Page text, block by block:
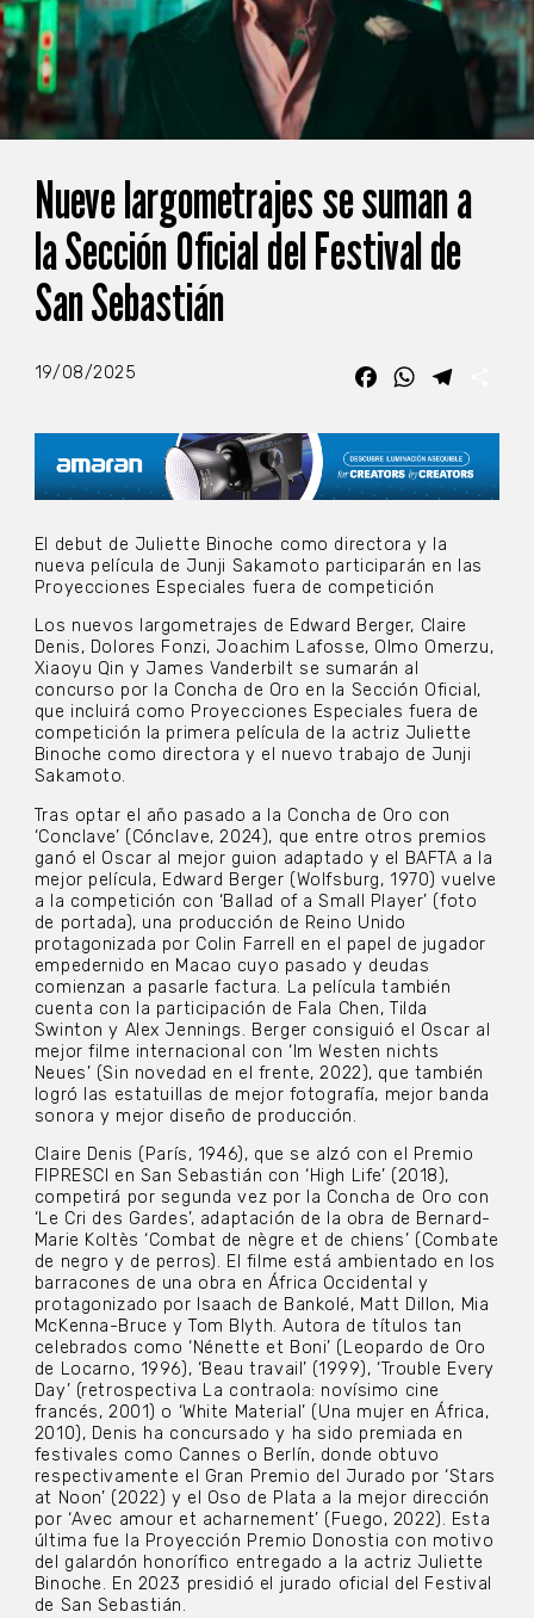
Nueve largometrajes se suman a
la Sección Oficial del Festival de
San Sebastián
19/08/2025 FacebookWhatsApp
El debut de Juliette Binoche como directora y la
nueva película de Junji Sakamoto participarán en las
Proyecciones Especiales fuera de competición
Los nuevos largometrajes de Edward Berger, Claire
Denis, Dolores Fonzi, Joachim Lafosse, Olmo Omerzu,
Xiaoyu Qin y James Vanderbilt se sumarán al
concurso por la Concha de Oro en la Sección Oficial,
que incluirá como Proyecciones Especiales fuera de
competición la primera película de la actriz Juliette
Binoche como directora y el nuevo trabajo de Junji
Sakamoto.
Tras optar el año pasado a la Concha de Oro con
‘Conclave’ (Cónclave, 2024), que entre otros premios
ganó el Oscar al mejor guion adaptado y el BAFTA a la
mejor película, Edward Berger (Wolfsburg, 1970) vuelve
a la competición con ‘Ballad of a Small Player’ (foto
de portada), una producción de Reino Unido
protagonizada por Colin Farrell en el papel de jugador
empedernido en Macao cuyo pasado y deudas
comienzan a pasarle factura. La película también
cuenta con la participación de Fala Chen, Tilda
Swinton y Alex Jennings. Berger consiguió el Oscar al
mejor filme internacional con ‘Im Westen nichts
Neues’ (Sin novedad en el frente, 2022), que también
logró las estatuillas de mejor fotografía, mejor banda
sonora y mejor diseño de producción.
Claire Denis (París, 1946), que se alzó con el Premio
FIPRESCI en San Sebastián con ‘High Life’ (2018),
competirá por segunda vez por la Concha de Oro con
‘Le Cri des Gardes’, adaptación de la obra de Bernard-
Marie Koltès ‘Combat de nègre et de chiens’ (Combate
de negro y de perros). El filme está ambientado en los
barracones de una obra en África Occidental y
protagonizado por Isaach de Bankolé, Matt Dillon, Mia
McKenna-Bruce y Tom Blyth. Autora de títulos tan
celebrados como ‘Nénette et Boni’ (Leopardo de Oro
de Locarno, 1996), ‘Beau travail’ (1999), ‘Trouble Every
Day’ (retrospectiva La contraola: novísimo cine
francés, 2001) o ‘White Material’ (Una mujer en África,
2010), Denis ha concursado y ha sido premiada en
festivales como Cannes o Berlín, donde obtuvo
respectivamente el Gran Premio del Jurado por ‘Stars
at Noon’ (2022) y el Oso de Plata a la mejor dirección
por ‘Avec amour et acharnement’ (Fuego, 2022). Esta
última fue la Proyección Premio Donostia con motivo
del galardón honorífico entregado a la actriz Juliette
Binoche. En 2023 presidió el jurado oficial del Festival
de San Sebastián.